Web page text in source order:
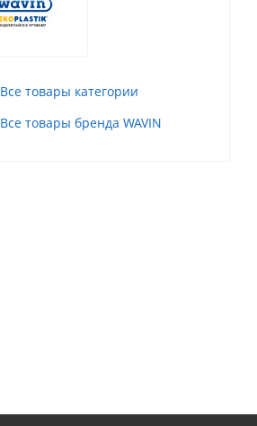
Все товары категории
Все товары бренда WAVIN